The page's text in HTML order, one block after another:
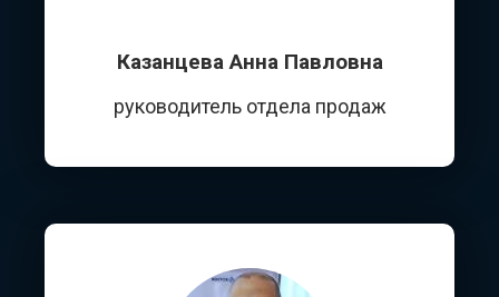
Казанцева Анна Павловна
руководитель отдела продаж